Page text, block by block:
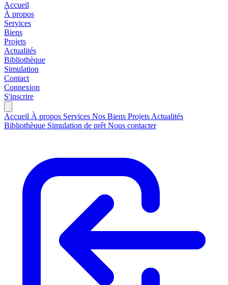
Accueil
À propos
Services
Biens
Projets
Actualités
Bibliothèque
Simulation
Contact
Connexion
S'inscrire
Accueil À propos Services Nos Biens Projets Actualités
Bibliothèque Simulation de prêt Nous contacter